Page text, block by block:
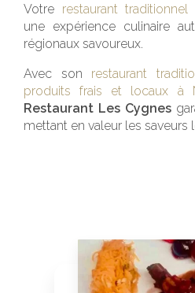
Votre restaurant
une expérience culinaire
régionaux savoureux.
Avec son restaurant
produits frais et locaux à
Restaurant Les Cygnes
mettant en valeur les saveurs